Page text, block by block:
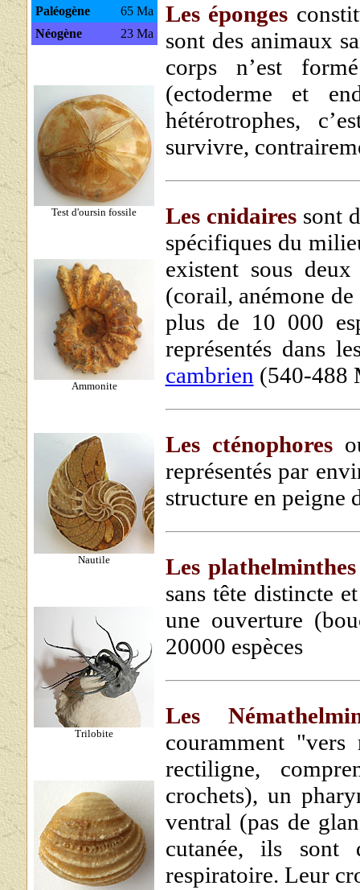
Paléogène
65 Ma
Néogène
23 Ma
Test d'oursin fossile
Ammonite
Nautile
Trilobite
Les éponges
sont des animaux
corps n’est
(ectoderme et
hétérotrophes,
survivre,
Les cnidairessont
spécifiques du
existent sous
(corail, anémone
plus de 10 000
représentés dans
cambrien (540-488
Les cténophores
représentés par
structure en peigne
Les plathelminthes
sans tête distincte
une ouverture
20000 espèces
Les
couramment
rectiligne,
crochets), un
ventral (pas de
cutanée, ils sont
respiratoire. Leur